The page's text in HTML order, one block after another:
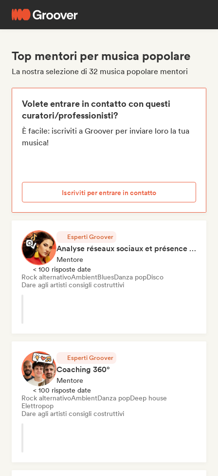
Top mentori per musica popolare
La nostra selezione di 32 musica popolare mentori
Volete entrare in contatto con questi
curatori/professionisti?
È facile: iscriviti a Groover per inviare loro la tua
musica!
Iscriviti per entrare in contatto
Esperti Groover
Analyse réseaux sociaux et présence en ligne
Mentore
< 100 risposte date
Rock alternativoAmbientBluesDanza popDisco
Dare agli artisti consigli costruttivi
Esperti Groover
Coaching 360°
Mentore
< 100 risposte date
Rock alternativoAmbientDanza popDeep house
Elettropop
Dare agli artisti consigli costruttivi